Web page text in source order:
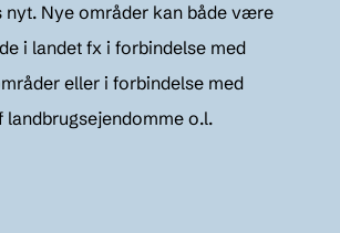
nyt. Nye områder kan både være
i landet fx i forbindelse med
eller i forbindelse med
landbrugsejendomme o.l.